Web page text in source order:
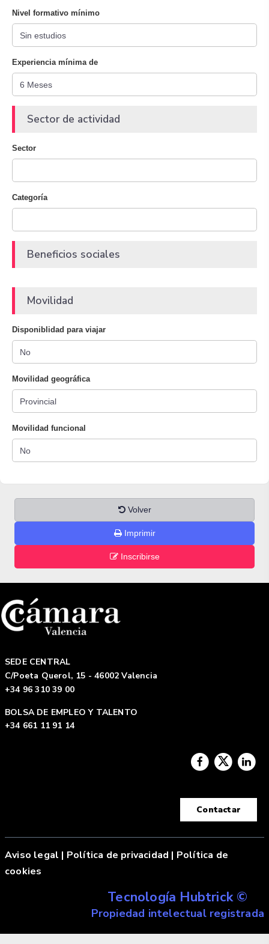
Nivel formativo mínimo
Experiencia mínima de
Sector de actividad
Sector
Categoría
Beneficios sociales
Movilidad
Disponiblidad para viajar
Movilidad geográfica
Movilidad funcional
Volver
Imprimir
Inscribirse
SEDE CENTRAL
C/Poeta Querol, 15 - 46002 Valencia
+34 96 310 39 00
BOLSA DE EMPLEO Y TALENTO
+34 661 11 91 14
Contactar
Aviso legal | Política de privacidad | Política de
cookies
Tecnología Hubtrick ©
Propiedad intelectual registrada